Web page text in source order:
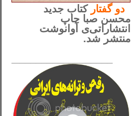
دوگفتار کتاب جدید
محسن صبا چاپ
انتشاراتی‌ی آوانوشت
منتشر شد.